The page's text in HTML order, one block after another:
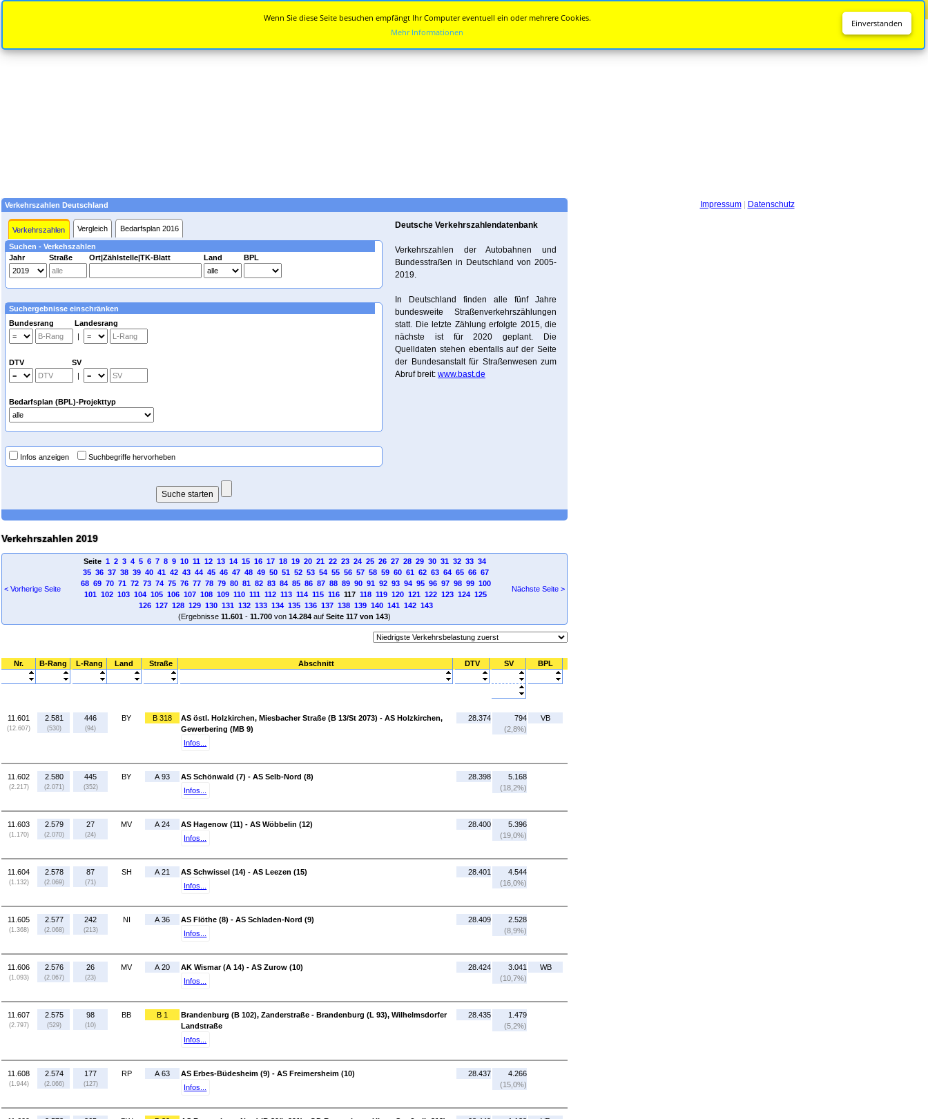
Verkehrszahlen Deutschland
Verkehrszahlen Vergleich Bedarfsplan 2016
Suchen - Verkehszahlen
Jahr
Straße Ort|Zählstelle|TK-Blatt Land BPL
Suchergebnisse einschränken
Bundesrang Landesrang
|
DTV SV
|
Bedarfsplan (BPL)-Projekttyp
Infos anzeigen Suchbegriffe hervorheben
Deutsche Verkehrszahlendatenbank
Verkehrszahlen der Autobahnen und
Bundesstraßen in Deutschland von 2005-
2019.
In Deutschland finden alle fünf Jahre
bundesweite Straßenverkehrszählungen
statt. Die letzte Zählung erfolgte 2015, die
nächste ist für 2020 geplant. Die
Quelldaten stehen ebenfalls auf der Seite
der Bundesanstalt für Straßenwesen zum
Abruf breit: www.bast.de
Verkehrszahlen 2019
< Vorherige Seite
Seite 1 2 3 4 5 6 7 8 9 10 11 12 13 14 15 16 17 18 19 20 21 22 23 24 25 26 27 28 29 30 31 32 33 34
35 36 37 38 39 40 41 42 43 44 45 46 47 48 49 50 51 52 53 54 55 56 57 58 59 60 61 62 63 64 65 66 67
68 69 70 71 72 73 74 75 76 77 78 79 80 81 82 83 84 85 86 87 88 89 90 91 92 93 94 95 96 97 98 99 100
101 102 103 104 105 106 107 108 109 110 111 112 113 114 115 116 117 118 119 120 121 122 123 124 125
126 127 128 129 130 131 132 133 134 135 136 137 138 139 140 141 142 143
(Ergebnisse 11.601 - 11.700 von 14.284 auf Seite 117 von 143)
Nächste Seite >
Nr. B-Rang L-Rang Land Straße Abschnitt DTV SV BPL
11.601
(12.607)
2.581
(530)
446
(94)
BY B 318
AS östl. Holzkirchen, Miesbacher Straße (B 13/St 2073) - AS Holzkirchen,
Gewerbering (MB 9)
Infos...
28.374
794
(2,8%)
VB
11.602
(2.217)
2.580
(2.071)
445
(352)
BY A 93
AS Schönwald (7) - AS Selb-Nord (8)
Infos...
28.398
5.168
(18,2%)
11.603
(1.170)
2.579
(2.070)
27
(24)
MV A 24
AS Hagenow (11) - AS Wöbbelin (12)
Infos...
28.400
5.396
(19,0%)
11.604
(1.132)
2.578
(2.069)
87
(71)
SH A 21
AS Schwissel (14) - AS Leezen (15)
Infos...
28.401
4.544
(16,0%)
11.605
(1.368)
2.577
(2.068)
242
(213)
NI A 36
AS Flöthe (8) - AS Schladen-Nord (9)
Infos...
28.409
2.528
(8,9%)
11.606
(1.093)
2.576
(2.067)
26
(23)
MV A 20
AK Wismar (A 14) - AS Zurow (10)
Infos...
28.424
3.041
(10,7%)
WB
11.607
(2.797)
2.575
(529)
98
(10)
BB B 1
Brandenburg (B 102), Zanderstraße - Brandenburg (L 93), Wilhelmsdorfer
Landstraße
Infos...
28.435
1.479
(5,2%)
11.608
(1.944)
2.574
(2.066)
177
(127)
RP A 63
AS Erbes-Büdesheim (9) - AS Freimersheim (10)
Infos...
28.437
4.266
(15,0%)
Impressum| Datenschutz
Einverstanden
Wenn Sie diese Seite besuchen empfängt Ihr Computer eventuell ein oder mehrere Cookies.
Mehr Informationen